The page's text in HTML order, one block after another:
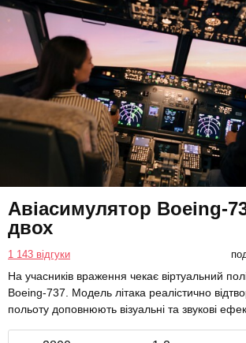
Авіасимулятор Boeing-
двох
1 143 відгуки
На учасників враження чекає віртуальний
Boeing-737. Модель літака реалістично
польоту доповнюють візуальні та звукові